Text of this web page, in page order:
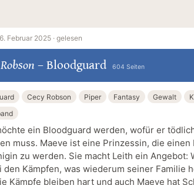
6. Februar 2025 · gelesen
– Bloodguard 604 Seiten
Cecy Robson Piper Fantasy Gewalt
ein Bloodguard werden, wofür er
muss. Maeve ist eine Prinzessin, die
zu werden. Sie macht Leith ein Angebot:
den Kämpfen, was wiederum seiner Familie
Kämpfe bleiben hart und auch Maeve hat